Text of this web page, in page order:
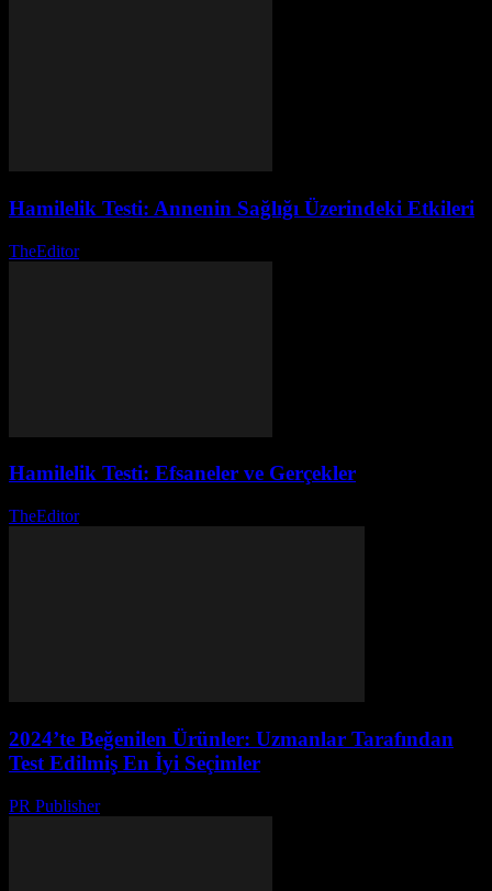
Hamilelik Testi: Annenin Sağlığı Üzerindeki Etkileri
TheEditor-
Hamilelik Testi: Efsaneler ve Gerçekler
TheEditor-
2024’te Beğenilen Ürünler: Uzmanlar Tarafından
Test Edilmiş En İyi Seçimler
PR Publisher-